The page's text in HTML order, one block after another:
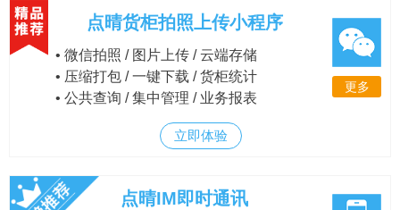
点晴货柜拍照上传小程序
• 微信拍照 / 图片上传 / 云端存储
• 压缩打包 / 一键下载 / 货柜统计
• 公共查询 / 集中管理 / 业务报表
更多
立即体验
点晴IM即时通讯